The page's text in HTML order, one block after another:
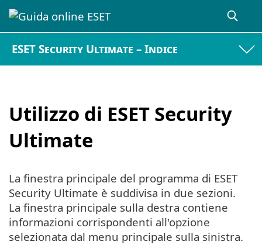
ESET Security Ultimate – Indice
Utilizzo di ESET Security
Ultimate
La finestra principale del programma di ESET
Security Ultimate è suddivisa in due sezioni.
La finestra principale sulla destra contiene
informazioni corrispondenti all'opzione
selezionata dal menu principale sulla sinistra.